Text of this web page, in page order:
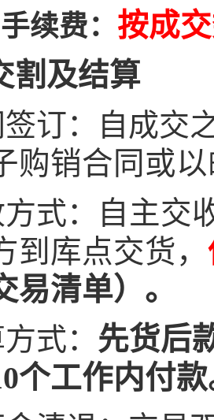
续费： 按成
割及结算
签订：自成交
购销合同或
式：
自主交
到库点交货，
易清单）。
式： 先货后
个工作内付款